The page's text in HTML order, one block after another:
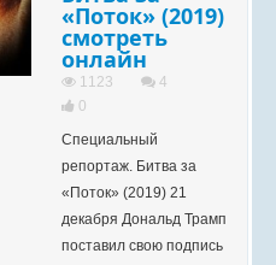
«Поток» (2019)
смотреть
онлайн
1123
4
0
Специальный
репортаж. Битва за
«Поток» (2019) 21
декабря Дональд Трамп
поставил свою подпись